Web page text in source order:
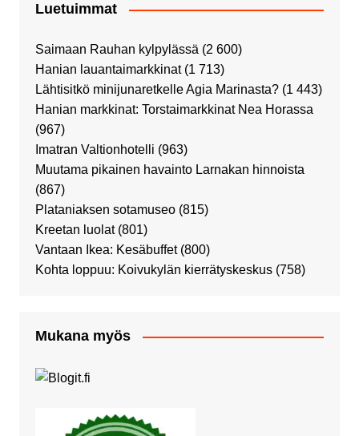
Luetuimmat
Saimaan Rauhan kylpylässä (2 600)
Hanian lauantaimarkkinat (1 713)
Lähtisitkö minijunaretkelle Agia Marinasta? (1 443)
Hanian markkinat: Torstaimarkkinat Nea Horassa
(967)
Imatran Valtionhotelli (963)
Muutama pikainen havainto Larnakan hinnoista
(867)
Plataniaksen sotamuseo (815)
Kreetan luolat (801)
Vantaan Ikea: Kesäbuffet (800)
Kohta loppuu: Koivukylän kierrätyskeskus (758)
Mukana myös